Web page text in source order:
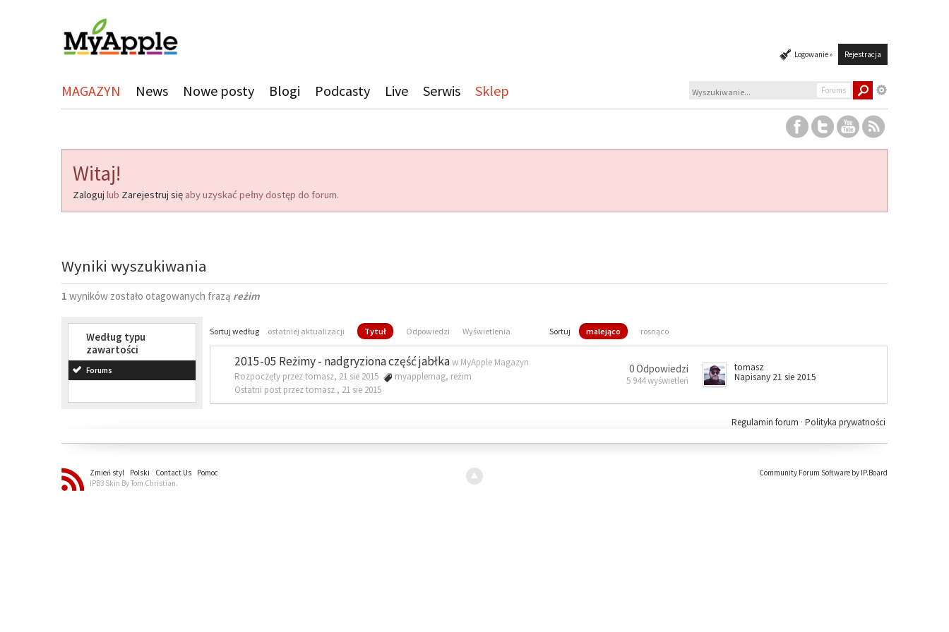
Logowanie » Rejestracja
MAGAZYN News Nowe posty Blogi Podcasty Live Serwis Sklep Forums
Witaj!
Zaloguj lub Zarejestruj się aby uzyskać pełny dostęp do forum.
Wyniki wyszukiwania
1 wyników zostało otagowanych frazą reżim
Według typu
zawartości
Forums
Sortuj według ostatniej aktualizacji Tytuł Odpowiedzi Wyświetlenia Sortuj malejąco rosnąco
2015-05 Reżimy - nadgryziona część jabłkaw MyApple Magazyn
Rozpoczęty przez tomasz, 21 sie 2015
myapplemag, reżim
Ostatni post przez tomasz , 21 sie 2015
0 Odpowiedzi
5 944 wyświetleń
tomasz
Napisany 21 sie 2015
Polityka prywatności
Regulamin forum ·
Zmień styl Polski Contact Us
Pomoc
IPB3 Skin By Tom Christian.
Community Forum Software by IP.Board